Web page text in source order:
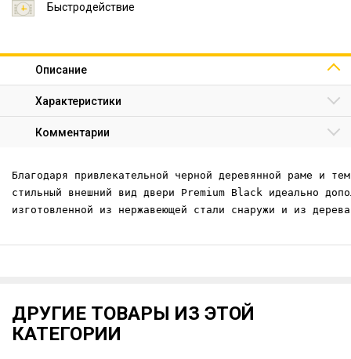
Быстродействие
Описание
Характеристики
Комментарии
Благодаря привлекательной черной деревянной раме и
стильный внешний вид двери Premium Black идеально
изготовленной из нержавеющей стали снаружи и из
ДРУГИЕ ТОВАРЫ ИЗ ЭТОЙ
КАТЕГОРИИ